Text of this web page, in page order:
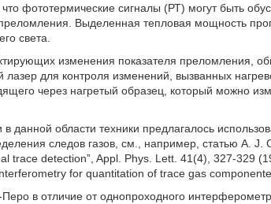
фототермические сигналы (РТ) могут быть
Выделенная тепловая мощность
света.
изменения показателя преломления,
для контроля изменений, вызванных
через нагретый образец, который можно
данной области техники предлагалось
следов газов, см., например, статью A.
trace detection”, Appl. Phys. Lett. 41(4), 327-329
for quantitation of trace gas
в отличие от однопроходного